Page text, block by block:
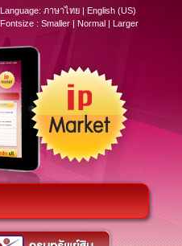
Language: ภาษาไทย | English (US)
Fontsize : Smaller | Normal | Larger